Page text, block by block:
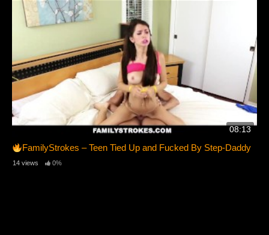
08:13
FamilyStrokes – Teen Tied Up and Fucked By Step-Daddy
14 views 0%